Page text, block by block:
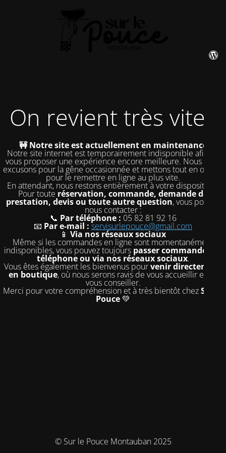
On revient très vite !
🚧 Notre site est actuellement en maintenance
Notre site internet est temporairement indisponible afin de
vous proposer une expérience encore meilleure. Nous nous
excusons pour la gêne occasionnée et mettons tout en œuvre
pour le remettre en ligne au plus vite.
En attendant, nous restons entièrement à votre disposition !
Pour toute réservation, commande, demande de
prestation, devis ou toute autre question, vous pouvez
nous contacter :
📞 Par téléphone : 05 82 81 92 16
📧 Par e-mail : servisurlepouce@gmail.com
📱 Via nos réseaux sociaux
Même si les commandes en ligne sont momentanément
indisponibles, vous pouvez toujours passer commande par
téléphone ou via nos réseaux sociaux.
Vous êtes également les bienvenus pourvenir directement
en boutique, où nous serons ravis de vous accueillir et de
vous conseiller.
Merci pour votre compréhension et à très bientôt chezSur le
Pouce 💚
© Sur le Pouce Montauban 2025